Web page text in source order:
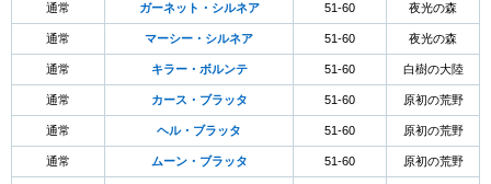
通常 ガーネット・シルネア 51-60 夜光の森
通常 マーシー・シルネア 51-60 夜光の森
通常 キラー・ボルンテ 51-60 白樹の大陸
通常 カース・ブラッタ 51-60 原初の荒野
通常 ヘル・ブラッタ 51-60 原初の荒野
通常 ムーン・ブラッタ 51-60 原初の荒野